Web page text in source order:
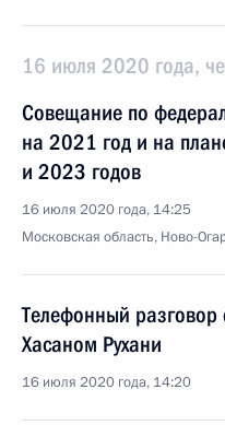
16 июля 2020 года,
Совещание по
на 2021 год и на
и 2023 годов
16 июля 2020 года, 14:25
Московская область, Ново-
Телефонный
Хасаном Рухани
16 июля 2020 года, 14:20